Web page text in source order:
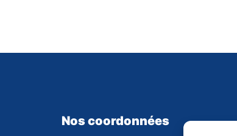
Nos coordonnées